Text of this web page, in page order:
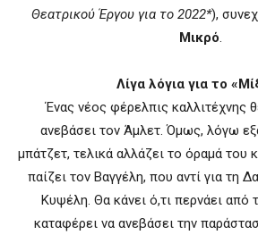
Θεατρικού Έργου για το 2022*),
Μικρό.
Λίγα λόγια για το
Ένας νέος φέρελπις καλλιτέχνης
ανεβάσει τον Άμλετ. Όμως, λόγω
μπάτζετ, τελικά αλλάζει το όραμά του
παίζει τον Βαγγέλη, που αντί για τη
Κυψέλη. Θα κάνει ό,τι περνάει από
καταφέρει να ανεβάσει την